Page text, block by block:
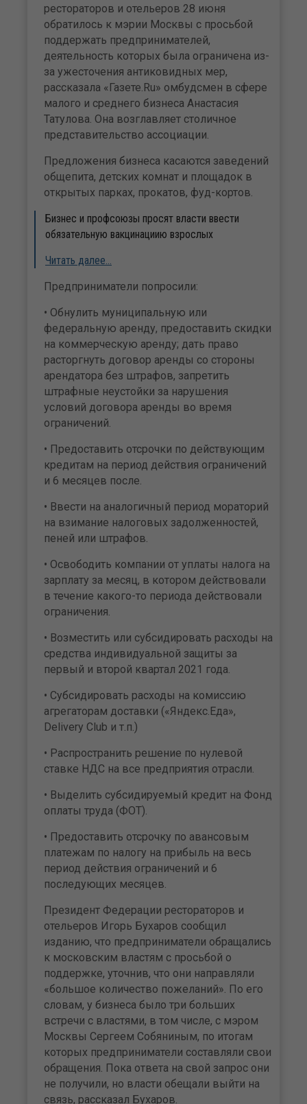
рестораторов и отельеров 28 июня
обратилось к мэрии Москвы с просьбой
поддержать предпринимателей,
деятельность которых была ограничена из-
за ужесточения антиковидных мер,
рассказала «Газете.Ru» омбудсмен в сфере
малого и среднего бизнеса Анастасия
Татулова. Она возглавляет столичное
представительство ассоциации.
Предложения бизнеса касаются заведений
общепита, детских комнат и площадок в
открытых парках, прокатов, фуд-кортов.
Бизнес и профсоюзы просят власти ввести
обязательную вакцинациию взрослых
Читать далее…
Предприниматели попросили:
• Обнулить муниципальную или
федеральную аренду, предоставить скидки
на коммерческую аренду; дать право
расторгнуть договор аренды со стороны
арендатора без штрафов, запретить
штрафные неустойки за нарушения
условий договора аренды во время
ограничений.
• Предоставить отсрочки по действующим
кредитам на период действия ограничений
и 6 месяцев после.
• Ввести на аналогичный период мораторий
на взимание налоговых задолженностей,
пеней или штрафов.
• Освободить компании от уплаты налога на
зарплату за месяц, в котором действовали
в течение какого-то периода действовали
ограничения.
• Возместить или субсидировать расходы на
средства индивидуальной защиты за
первый и второй квартал 2021 года.
• Субсидировать расходы на комиссию
агрегаторам доставки («Яндекс.Еда»,
Delivery Club и т.п.)
• Распространить решение по нулевой
ставке НДС на все предприятия отрасли.
• Выделить субсидируемый кредит на Фонд
оплаты труда (ФОТ).
• Предоставить отсрочку по авансовым
платежам по налогу на прибыль на весь
период действия ограничений и 6
последующих месяцев.
Президент Федерации рестораторов и
отельеров Игорь Бухаров сообщил
изданию, что предприниматели обращались
к московским властям с просьбой о
поддержке, уточнив, что они направляли
«большое количество пожеланий». По его
словам, у бизнеса было три больших
встречи с властями, в том числе, с мэром
Москвы Сергеем Собяниным, по итогам
которых предприниматели составляли свои
обращения. Пока ответа на свой запрос они
не получили, но власти обещали выйти на
связь, рассказал Бухаров.